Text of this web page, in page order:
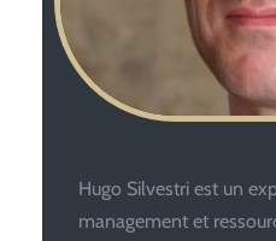
Hugo Silvestri est un
management et